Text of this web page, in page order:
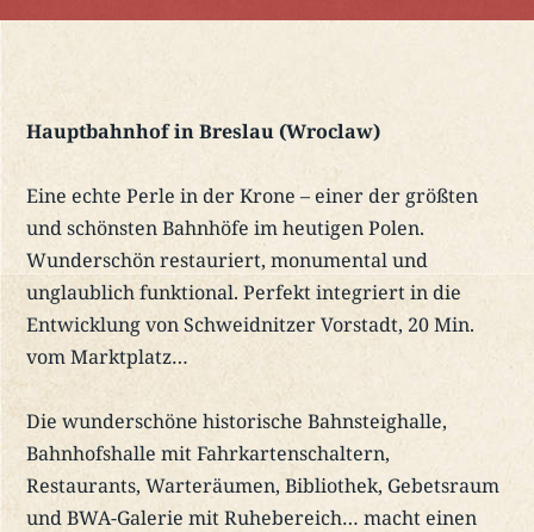
Hauptbahnhof in Breslau (Wroclaw)
Eine echte Perle in der Krone – einer der größten
und schönsten Bahnhöfe im heutigen Polen.
Wunderschön restauriert, monumental und
unglaublich funktional. Perfekt integriert in die
Entwicklung von Schweidnitzer Vorstadt, 20 Min.
vom Marktplatz…
Die wunderschöne historische Bahnsteighalle,
Bahnhofshalle mit Fahrkartenschaltern,
Restaurants, Warteräumen, Bibliothek, Gebetsraum
und BWA-Galerie mit Ruhebereich… macht einen